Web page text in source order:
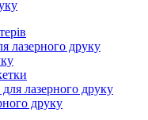
лазерного друку
лазерного друку
друку